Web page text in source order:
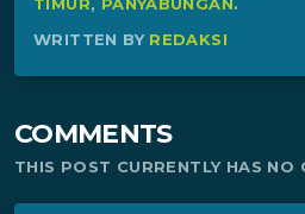
TIMUR, PANYABUNGAN.
WRITTEN BY REDAKSI
COMMENTS
THIS POST CURRENTLY HAS NO